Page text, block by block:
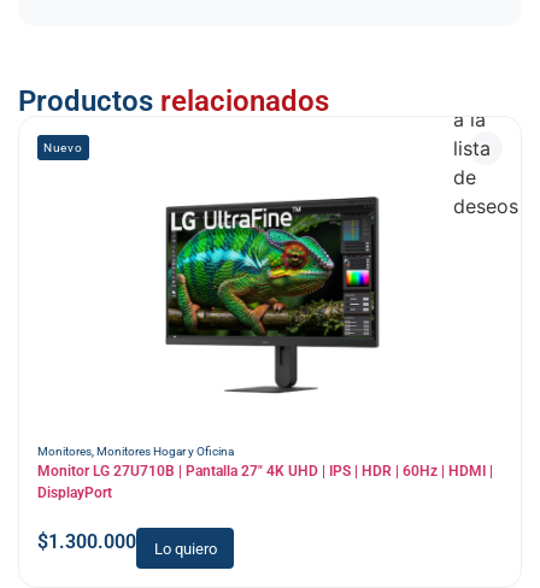
Productos relacionados
Monitores Monitores Hogar y Oficina
Monitor LG 27U710B | Pantalla 27″ 4K UHD | IPS | HDR | 60Hz | HDMI |
DisplayPort
$1.300.000 Lo quiero
Nuevo
a la
lista
de
deseos